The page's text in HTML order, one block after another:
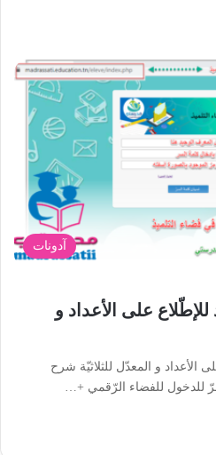
آدونات
للإطّلاع على الأعداد و
الأعداد و المعدّل للثلاثيّة شرح
للدخول للفضاء الرّقمي +…